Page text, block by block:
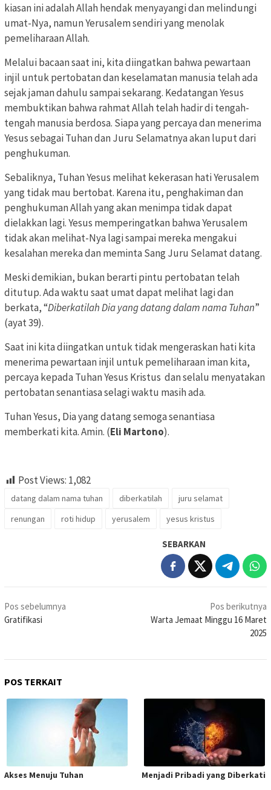
kiasan ini adalah Allah hendak menyayangi dan melindungi
umat-Nya, namun Yerusalem sendiri yang menolak
pemeliharaan Allah.
Melalui bacaan saat ini, kita diingatkan bahwa pewartaan
injil untuk pertobatan dan keselamatan manusia telah ada
sejak jaman dahulu sampai sekarang. Kedatangan Yesus
membuktikan bahwa rahmat Allah telah hadir di tengah-
tengah manusia berdosa. Siapa yang percaya dan menerima
Yesus sebagai Tuhan dan Juru Selamatnya akan luput dari
penghukuman.
Sebaliknya, Tuhan Yesus melihat kekerasan hati Yerusalem
yang tidak mau bertobat. Karena itu, penghakiman dan
penghukuman Allah yang akan menimpa tidak dapat
dielakkan lagi. Yesus memperingatkan bahwa Yerusalem
tidak akan melihat-Nya lagi sampai mereka mengakui
kesalahan mereka dan meminta Sang Juru Selamat datang.
Meski demikian, bukan berarti pintu pertobatan telah
ditutup. Ada waktu saat umat dapat melihat lagi dan
berkata, “Diberkatilah Dia yang datang dalam nama Tuhan”
(ayat 39).
Saat ini kita diingatkan untuk tidak mengeraskan hati kita
menerima pewartaan injil untuk pemeliharaan iman kita,
percaya kepada Tuhan Yesus Kristus dan selalu menyatakan
pertobatan senantiasa selagi waktu masih ada.
Tuhan Yesus, Dia yang datang semoga senantiasa
memberkati kita. Amin. (Eli Martono).
Post Views: 1,082
datang dalam nama tuhan diberkatilah
juru selamat
renungan
roti hidup yerusalem yesus kristus
SEBARKAN
Navigasi
pos
Pos sebelumnya
Gratifikasi
Pos berikutnya
Warta Jemaat Minggu 16 Maret
2025
POS TERKAIT
Akses Menuju Tuhan Menjadi Pribadi yang Diberkati